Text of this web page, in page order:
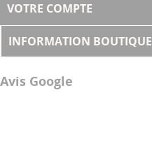
VOTRE COMPTE
INFORMATION BOUTIQUE
Avis Google